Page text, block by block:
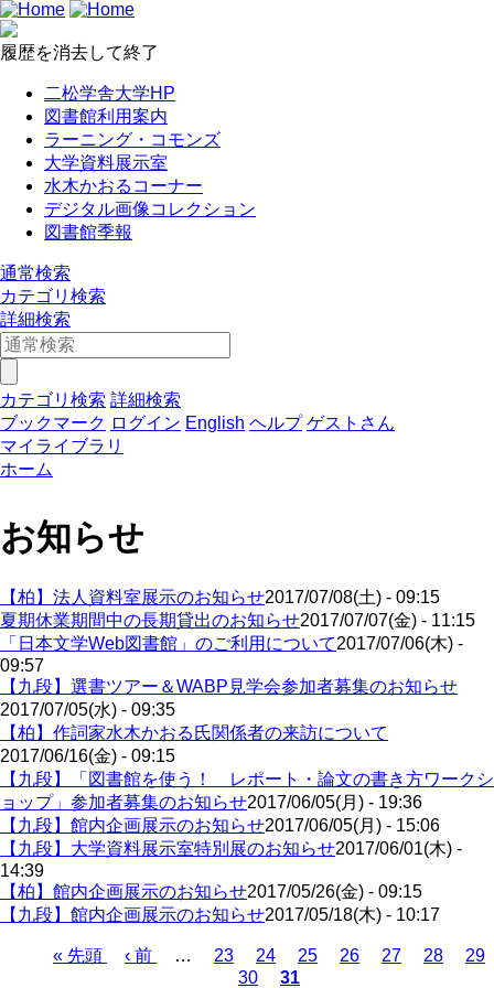
履歴を消去して終了
二松学舎大学HP
図書館利用案内
ラーニング・コモンズ
大学資料展示室
水木かおるコーナー
デジタル画像コレクション
図書館季報
通常検索
カテゴリ検索
詳細検索
カテゴリ検索 詳細検索
ブックマーク ログイン English ヘルプ ゲストさん
マイライブラリ
ホーム
お知らせ
【柏】法人資料室展示のお知らせ2017/07/08(土) - 09:15
夏期休業期間中の長期貸出のお知らせ2017/07/07(金) - 11:15
「日本文学Web図書館」のご利用について2017/07/06(木) -
09:57
【九段】選書ツアー＆WABP見学会参加者募集のお知らせ
2017/07/05(水) - 09:35
【柏】作詞家水木かおる氏関係者の来訪について
2017/06/16(金) - 09:15
【九段】「図書館を使う！ レポート・論文の書き方ワークシ
ョップ」参加者募集のお知らせ2017/06/05(月) - 19:36
【九段】館内企画展示のお知らせ2017/06/05(月) - 15:06
【九段】大学資料展示室特別展のお知らせ2017/06/01(木) -
14:39
【柏】館内企画展示のお知らせ2017/05/26(金) - 09:15
【九段】館内企画展示のお知らせ2017/05/18(木) - 10:17
先
« 先頭
前
‹ 前 …
ペ
23
ペ
ー
24
ペ
ー
25
ペ
26
ペ
27
ペ
28
ペ
29
ペ
30 カ
31